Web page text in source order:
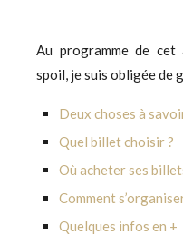
Au programme de
spoil, je suis obligée de
Deux choses à
Quel billet choisir ?
Où acheter ses
Comment
Quelques infos en +